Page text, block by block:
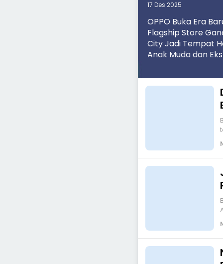
17 Des 2025
OPPO Buka Era
Flagship Store
City Jadi Tempat
Anak Muda dan